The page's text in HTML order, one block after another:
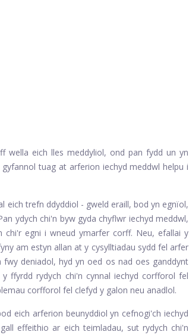
wella eich lles meddyliol, ond pan fydd un yn
tuag at arferion iechyd meddwl helpu i
eich trefn ddyddiol - gweld eraill, bod yn egnïol,
ydych chi'n byw gyda chyflwr iechyd meddwl,
chi'r egni i wneud ymarfer corff. Neu, efallai y
am estyn allan at y cysylltiadau sydd fel arfer
deniadol, hyd yn oed os nad oes ganddynt
ffyrdd rydych chi'n cynnal iechyd corfforol fel
corfforol fel clefyd y galon neu anadlol.
eich arferion beunyddiol yn cefnogi'ch iechyd
effeithio ar eich teimladau, sut rydych chi'n